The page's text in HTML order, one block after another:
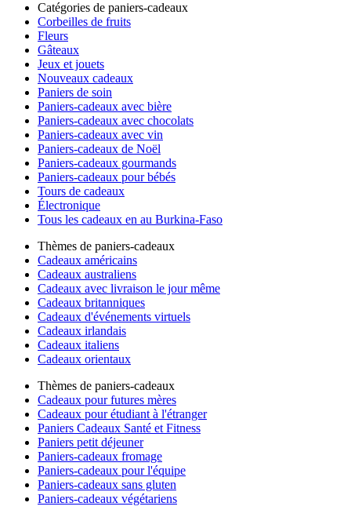
Catégories de paniers-cadeaux
Corbeilles de fruits
Fleurs
Gâteaux
Jeux et jouets
Nouveaux cadeaux
Paniers de soin
Paniers-cadeaux avec bière
Paniers-cadeaux avec chocolats
Paniers-cadeaux avec vin
Paniers-cadeaux de Noël
Paniers-cadeaux gourmands
Paniers-cadeaux pour bébés
Tours de cadeaux
Électronique
Tous les cadeaux en au Burkina-Faso
Thèmes de paniers-cadeaux
Cadeaux américains
Cadeaux australiens
Cadeaux avec livraison le jour même
Cadeaux britanniques
Cadeaux d'événements virtuels
Cadeaux irlandais
Cadeaux italiens
Cadeaux orientaux
Thèmes de paniers-cadeaux
Cadeaux pour futures mères
Cadeaux pour étudiant à l'étranger
Paniers Cadeaux Santé et Fitness
Paniers petit déjeuner
Paniers-cadeaux fromage
Paniers-cadeaux pour l'équipe
Paniers-cadeaux sans gluten
Paniers-cadeaux végétariens